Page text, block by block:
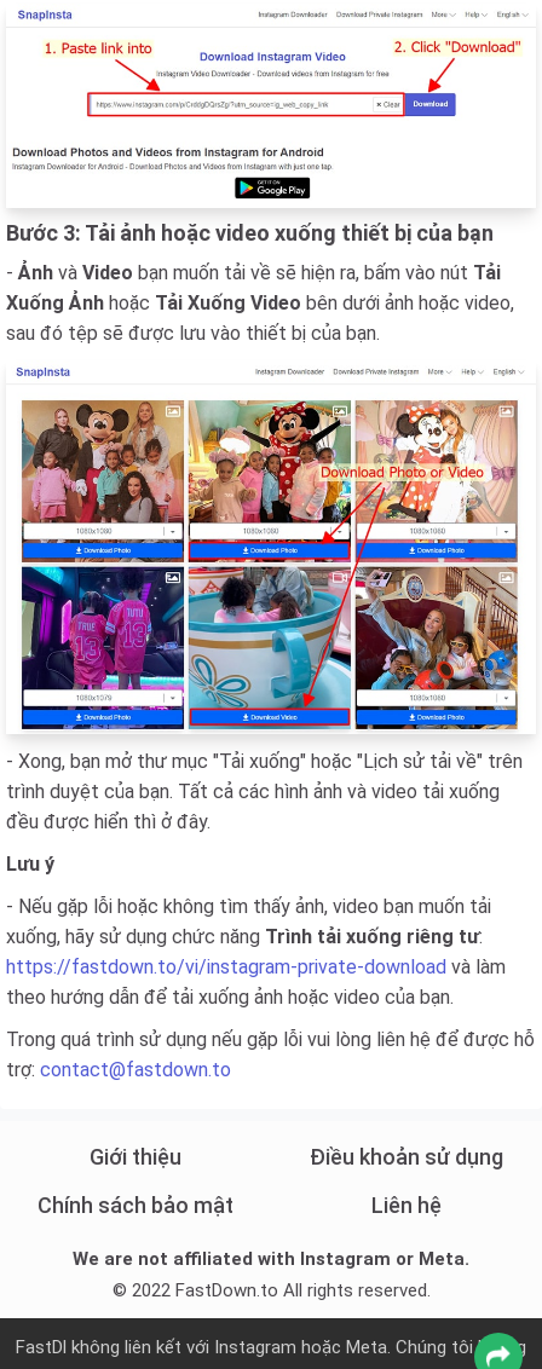
Bước 3: Tải ảnh hoặc video xuống thiết bị của bạn
-Ảnh và Video bạn muốn tải về sẽ hiện ra, bấm vào nút Tải
Xuống Ảnh hoặc Tải Xuống Video bên dưới ảnh hoặc video,
sau đó tệp sẽ được lưu vào thiết bị của bạn.
- Xong, bạn mở thư mục "Tải xuống" hoặc "Lịch sử tải về" trên
trình duyệt của bạn. Tất cả các hình ảnh và video tải xuống
đều được hiển thì ở đây.
Lưu ý
- Nếu gặp lỗi hoặc không tìm thấy ảnh, video bạn muốn tải
xuống, hãy sử dụng chức năng Trình tải xuống riêng tư:
https://fastdown.to/vi/instagram-private-download và làm
theo hướng dẫn để tải xuống ảnh hoặc video của bạn.
Trong quá trình sử dụng nếu gặp lỗi vui lòng liên hệ để được hỗ
trợ: contact@fastdown.to
Giới thiệu
Điều khoản sử dụng
Chính sách bảo mật
Liên hệ
We are not affiliated with Instagram or Meta.
© 2022 FastDown.to All rights reserved.
FastDl không liên kết với Instagram hoặc Meta. Chúng tôi không